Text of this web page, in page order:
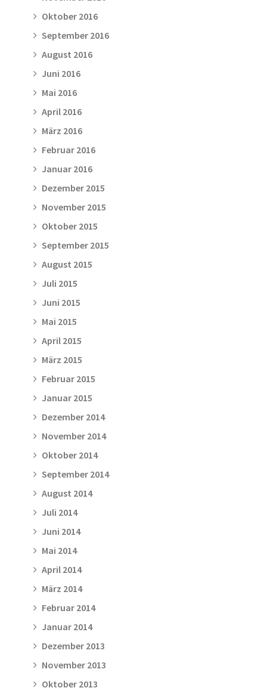
Oktober 2016
September 2016
August 2016
Juni 2016
Mai 2016
April 2016
März 2016
Februar 2016
Januar 2016
Dezember 2015
November 2015
Oktober 2015
September 2015
August 2015
Juli 2015
Juni 2015
Mai 2015
April 2015
März 2015
Februar 2015
Januar 2015
Dezember 2014
November 2014
Oktober 2014
September 2014
August 2014
Juli 2014
Juni 2014
Mai 2014
April 2014
März 2014
Februar 2014
Januar 2014
Dezember 2013
November 2013
Oktober 2013